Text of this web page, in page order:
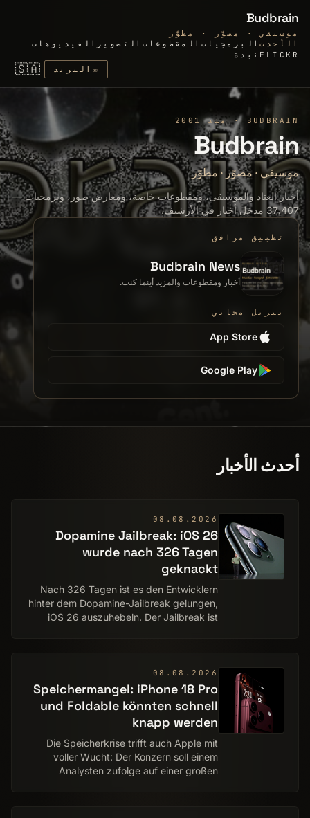
Budbrain
موسيقي · مصوّر · مطوّر
الأحدثالبرمجيات المقطوعات التصوير
الفيديوهات
FLICKR نبذة
✉ البريد 🇸🇦
BUDBRAIN · منذ 2001
Budbrain
موسيقي ·مصوّر · مطوّر
أخبار العتاد والموسيقى، ومقطوعات خاصة، ومعارض صور، وبرمجيات —
37.407 مدخل أخبار في الأرشيف.
تطبيق مرافق
Budbrain News
أخبار ومقطوعات والمزيد أينما كنت.
تنزيل مجاني
App Store
Google Play
أحدث الأخبار
08.08.2026
Dopamine Jailbreak: iOS 26
wurde nach 326 Tagen
geknackt
Nach 326 Tagen ist es den Entwicklern
hinter dem Dopamine-Jailbreak gelungen,
iOS 26 auszuhebeln. Der Jailbreak ist
08.08.2026
Speichermangel: iPhone 18 Pro
und Foldable könnten schnell
knapp werden
Die Speicherkrise trifft auch Apple mit
voller Wucht: Der Konzern soll einem
Analysten zufolge auf einer großen